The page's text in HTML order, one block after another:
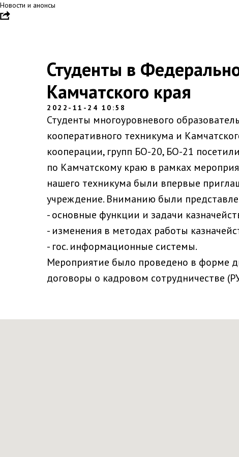
Новости и анонсы
Студенты в
Камчатского края
2022-11-24 10:58
Студенты многоуровневого
кооперативного техникума и
кооперации, групп БО-20, БО-21
по Камчатскому краю в рамках
нашего техникума были впервые
учреждение. Вниманию были
- основные функции и задачи
- изменения в методах работы
- гос. информационные системы.
Мероприятие было проведено в форме
договоры о кадровом сотрудничестве